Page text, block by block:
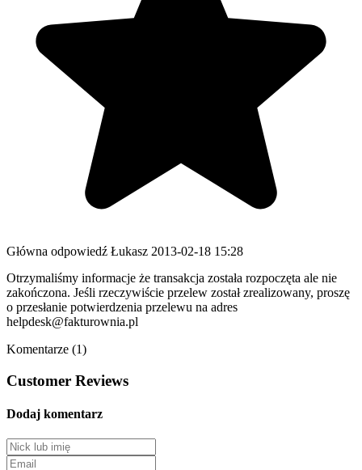
Główna odpowiedź Łukasz 2013-02-18 15:28
Otrzymaliśmy informacje że transakcja została rozpoczęta ale nie
zakończona. Jeśli rzeczywiście przelew został zrealizowany, proszę
o przesłanie potwierdzenia przelewu na adres
helpdesk@fakturownia.pl
Komentarze (1)
Customer Reviews
Dodaj komentarz